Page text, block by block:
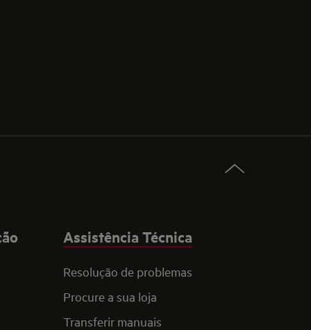
Assistência Técnica
Resolução de problemas
Procure a sua loja
Transferir manuais